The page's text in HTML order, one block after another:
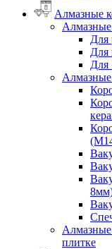
Алмазные
Для
Для
Для
Алмазные
плитке